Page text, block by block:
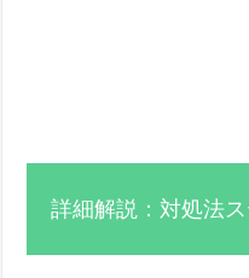
詳細解説：対処法